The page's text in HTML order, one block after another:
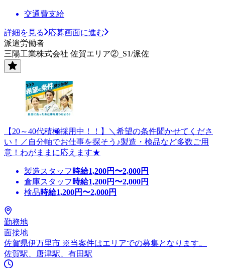
交通費支給
詳細を見る
応募画面に進む
派遣労働者
三陽工業株式会社 佐賀エリア②_S1/派佐
【20～40代積極採用中！！】＼希望の条件聞かせてくださ
い！／自分軸でお仕事を探そう♪製造・検品など多数ご用
意！わがままに応えます★
製造スタッフ 時給1,200円〜2,000円
倉庫スタッフ 時給1,200円〜2,000円
検品時給1,200円〜2,000円
勤務地
面接地
佐賀県伊万里市 ※当案件はエリアでの募集となります。
佐賀駅、唐津駅、有田駅